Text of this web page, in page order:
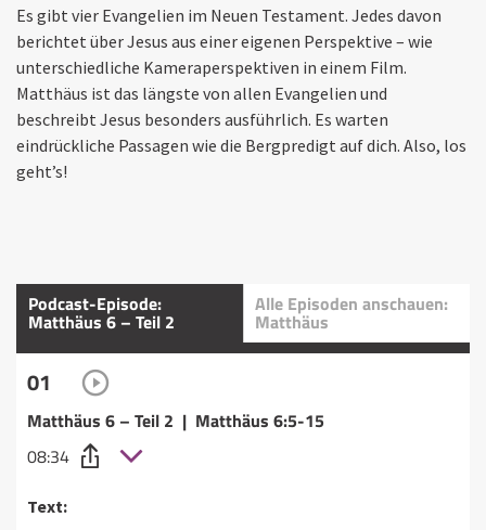
Es gibt vier Evangelien im Neuen Testament. Jedes davon
berichtet über Jesus aus einer eigenen Perspektive – wie
unterschiedliche Kameraperspektiven in einem Film.
Matthäus ist das längste von allen Evangelien und
beschreibt Jesus besonders ausführlich. Es warten
eindrückliche Passagen wie die Bergpredigt auf dich. Also, los
geht’s!
Podcast-Episode:
Matthäus 6 – Teil 2
Alle Episoden anschauen:
Matthäus
01
Matthäus 6 – Teil 2 | Matthäus 6:5-15
08:34
Text: